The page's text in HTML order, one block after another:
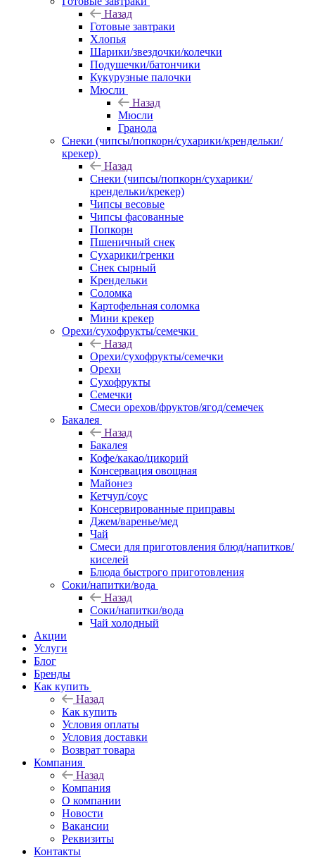
Назад
Готовые завтраки
Хлопья
Шарики/звездочки/колечки
Подушечки/батончики
Кукурузные палочки
Мюсли
Назад
Мюсли
Гранола
Снеки (чипсы/попкорн/сухарики/крендельки/
крекер)
Назад
Снеки (чипсы/попкорн/сухарики/
крендельки/крекер)
Чипсы весовые
Чипсы фасованные
Попкорн
Пшеничный снек
Сухарики/гренки
Снек сырный
Крендельки
Соломка
Картофельная соломка
Мини крекер
Орехи/сухофрукты/семечки
Назад
Орехи/сухофрукты/семечки
Орехи
Сухофрукты
Семечки
Смеси орехов/фруктов/ягод/семечек
Бакалея
Назад
Бакалея
Кофе/какао/цикорий
Консервация овощная
Майонез
Кетчуп/соус
Консервированные приправы
Джем/варенье/мед
Чай
Смеси для приготовления блюд/напитков/
киселей
Блюда быстрого приготовления
Соки/напитки/вода
Назад
Соки/напитки/вода
Чай холодный
Акции
Услуги
Блог
Бренды
Как купить
Назад
Как купить
Условия оплаты
Условия доставки
Возврат товара
Компания
Назад
Компания
О компании
Новости
Вакансии
Реквизиты
Контакты